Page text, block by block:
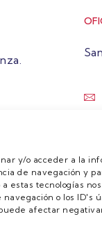
y/o acceder a la
de navegación y
estas tecnologías nos
o los ID's
afectar